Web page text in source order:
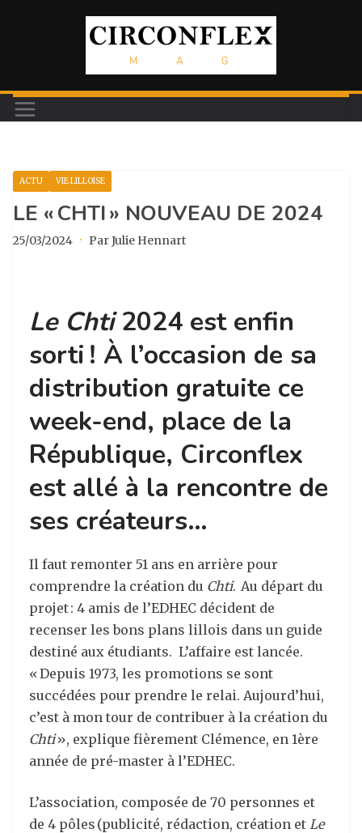
ACTU VIE LILLOISE
LE « CHTI » NOUVEAU DE 2024
25/03/2024 · Par Julie Hennart
Le Chti2024 est enfin
sorti ! À l’occasion de sa
distribution gratuite ce
week-end, place de la
République, Circonflex
est allé à la rencontre de
ses créateurs…
Il faut remonter 51 ans en arrière pour
comprendre la création du Chti. Au départ du
projet : 4 amis de l’EDHEC décident de
recenser les bons plans lillois dans un guide
destiné aux étudiants. L’affaire est lancée.
« Depuis 1973, les promotions se sont
succédées pour prendre le relai. Aujourd’hui,
c’est à mon tour de contribuer à la création du
Chti», explique fièrement Clémence, en 1ère
année de pré-master à l’EDHEC.
L’association, composée de 70 personnes et
de 4 pôles (publicité, rédaction, création et Le